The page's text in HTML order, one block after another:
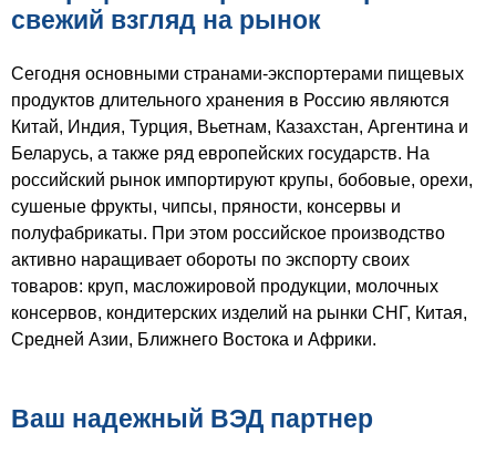
свежий взгляд на рынок
Сегодня основными странами-экспортерами пищевых
продуктов длительного хранения в Россию являются
Китай, Индия, Турция, Вьетнам, Казахстан, Аргентина и
Беларусь, а также ряд европейских государств. На
российский рынок импортируют крупы, бобовые, орехи,
сушеные фрукты, чипсы, пряности, консервы и
полуфабрикаты. При этом российское производство
активно наращивает обороты по экспорту своих
товаров: круп, масложировой продукции, молочных
консервов, кондитерских изделий на рынки СНГ, Китая,
Средней Азии, Ближнего Востока и Африки.
Ваш надежный ВЭД партнер